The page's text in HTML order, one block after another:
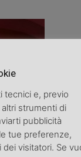
0
tecnici e, previo
strumenti di
pubblicità
tue preferenze,
visitatori. Se